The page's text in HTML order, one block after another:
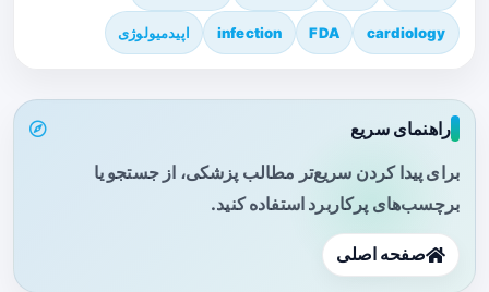
cardiology
FDA
infection اپیدمیولوژی
راهنمای سریع
برای پیدا کردن سریع‌تر مطالب پزشکی، از جستجو یا
برچسب‌های پرکاربرد استفاده کنید.
صفحه اصلی